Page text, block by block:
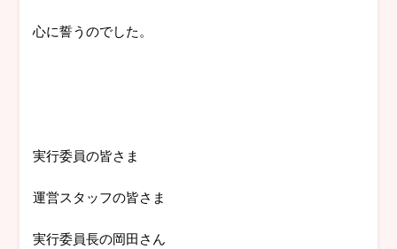
心に誓うのでした。
実行委員の皆さま
運営スタッフの皆さま
実行委員長の岡田さん